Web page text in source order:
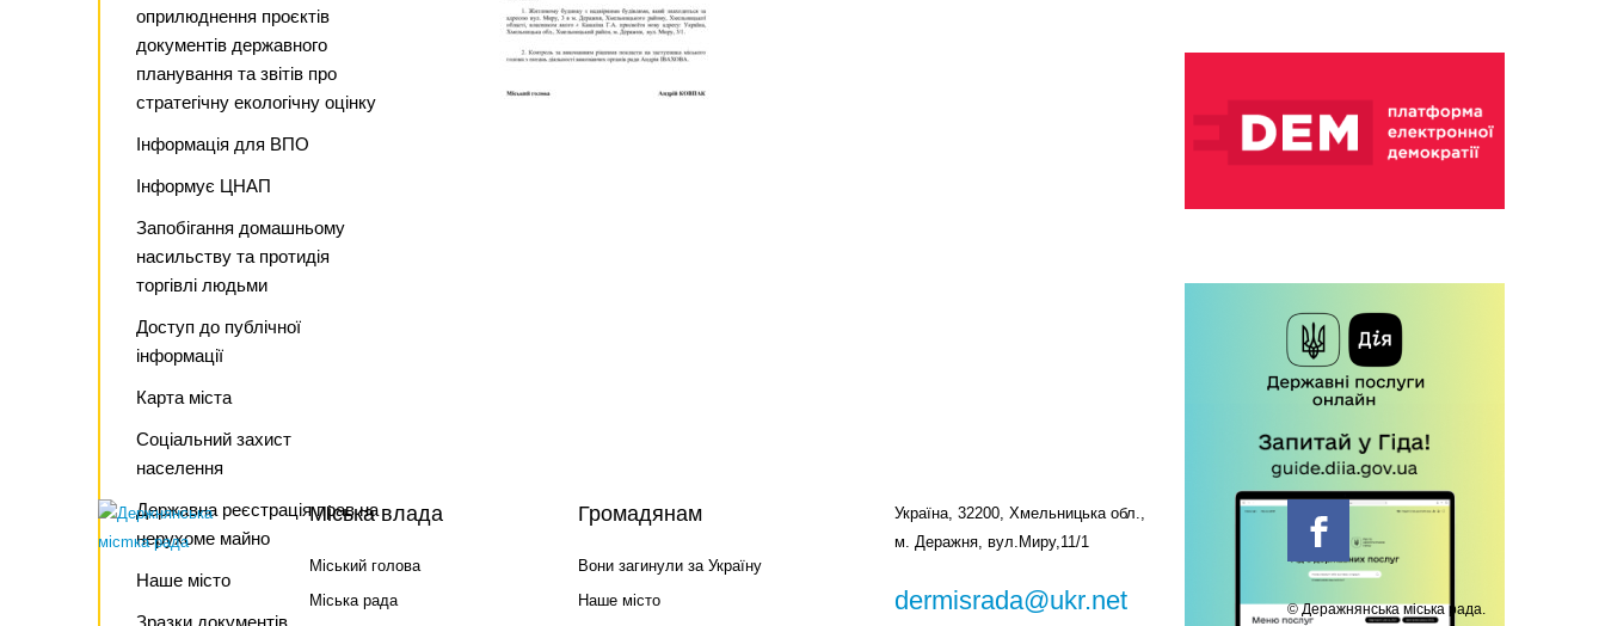
оприлюднення проєктів
документів державного
планування та звітів про
стратегічну екологічну оцінку
Інформація для ВПО
Інформує ЦНАП
Запобігання домашньому
насильству та протидія
торгівлі людьми
Доступ до публічної
інформації
Карта міста
Соціальний захист
населення
Державна реєстрація прав на
нерухоме майно
Наше місто
Зразки документів
Міська влада
Міський голова
Міська рада
Громадянам
Вони загинули за Україну
Наше місто
Україна, 32200, Хмельницька обл.,
м. Деражня, вул.Миру,11/1
dermisrada@ukr.net
© Деражнянська міська рада.